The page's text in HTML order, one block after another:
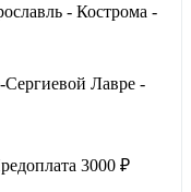
- Кострома -
Сергиевой Лавре -
3000 ₽